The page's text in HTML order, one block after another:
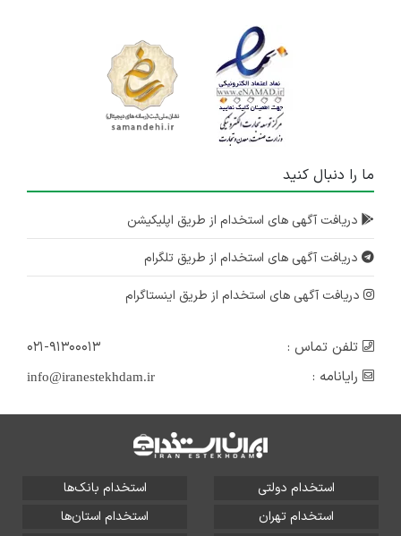
کارشناس حسابداری (خزانه)
۳ سال پیش
استخدام تحصیلدار
تهران
ما را دنبال کنید
دریافت آگهی های استخدام از طریق اپلیکیشن
دریافت آگهی های استخدام از طریق تلگرام
دریافت آگهی های استخدام از طریق اینستاگرام
تلفن تماس :
۰۲۱-۹۱۳۰۰۰۱۳
رایانامه :
info@iranestekhdam.ir
استخدام دولتی
استخدام بانک‌ها
استخدام تهران
استخدام استان‌ها